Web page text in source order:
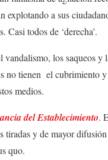
explotando a sus
todos de ‘derecha’.
los saqueos y
no tienen el cubrimiento
medios.
del Establecimiento.
y de mayor
quo.